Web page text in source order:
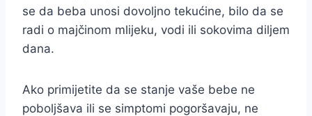
se da beba unosi dovoljno tekućine, bilo da se
radi o majčinom mlijeku, vodi ili sokovima diljem
dana.
Ako primijetite da se stanje vaše bebe ne
poboljšava ili se simptomi pogoršavaju, ne